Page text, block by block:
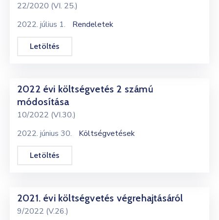
22/2020 (VI. 25.)
2022. július 1.
Rendeletek
Letöltés
2022 évi költségvetés 2 számú
módosítása
10/2022 (VI.30.)
2022. június 30.
Költségvetések
Letöltés
2021. évi költségvetés végrehajtásáról
9/2022 (V.26.)